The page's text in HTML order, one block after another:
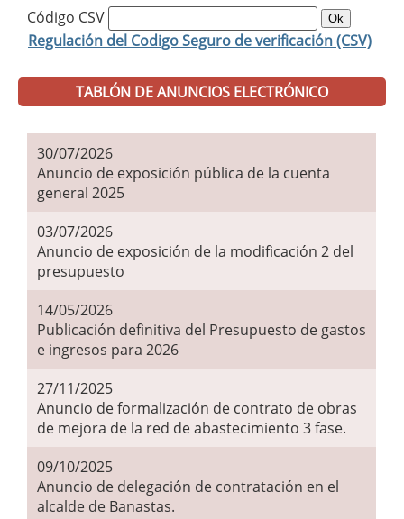
Código CSV
Regulación del Codigo Seguro de verificación (CSV)
TABLÓN DE ANUNCIOS ELECTRÓNICO
30/07/2026
Anuncio de exposición pública de la cuenta
general 2025
03/07/2026
Anuncio de exposición de la modificación 2 del
presupuesto
14/05/2026
Publicación definitiva del Presupuesto de gastos
e ingresos para 2026
27/11/2025
Anuncio de formalización de contrato de obras
de mejora de la red de abastecimiento 3 fase.
09/10/2025
Anuncio de delegación de contratación en el
alcalde de Banastas.